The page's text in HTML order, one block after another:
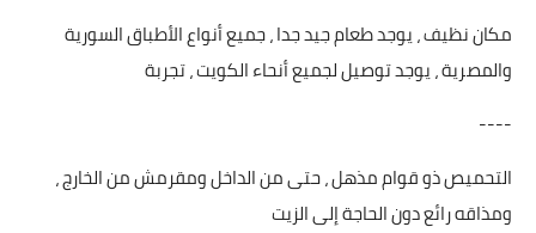
مكان نظيف ، يوجد طعام جيد جدا ، جميع أنواع الأطباق السورية
والمصرية ، يوجد توصيل لجميع أنحاء الكويت ، تجربة
----
التحميص ذو قوام مذهل ، حتى من الداخل ومقرمش من الخارج ،
ومذاقه رائع دون الحاجة إلى الزيت